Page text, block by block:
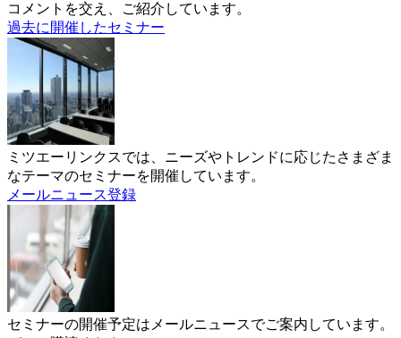
コメントを交え、ご紹介しています。
過去に開催したセミナー
ミツエーリンクスでは、ニーズやトレンドに応じたさまざま
なテーマのセミナーを開催しています。
メールニュース登録
セミナーの開催予定はメールニュースでご案内しています。